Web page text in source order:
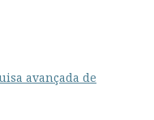
avançada de